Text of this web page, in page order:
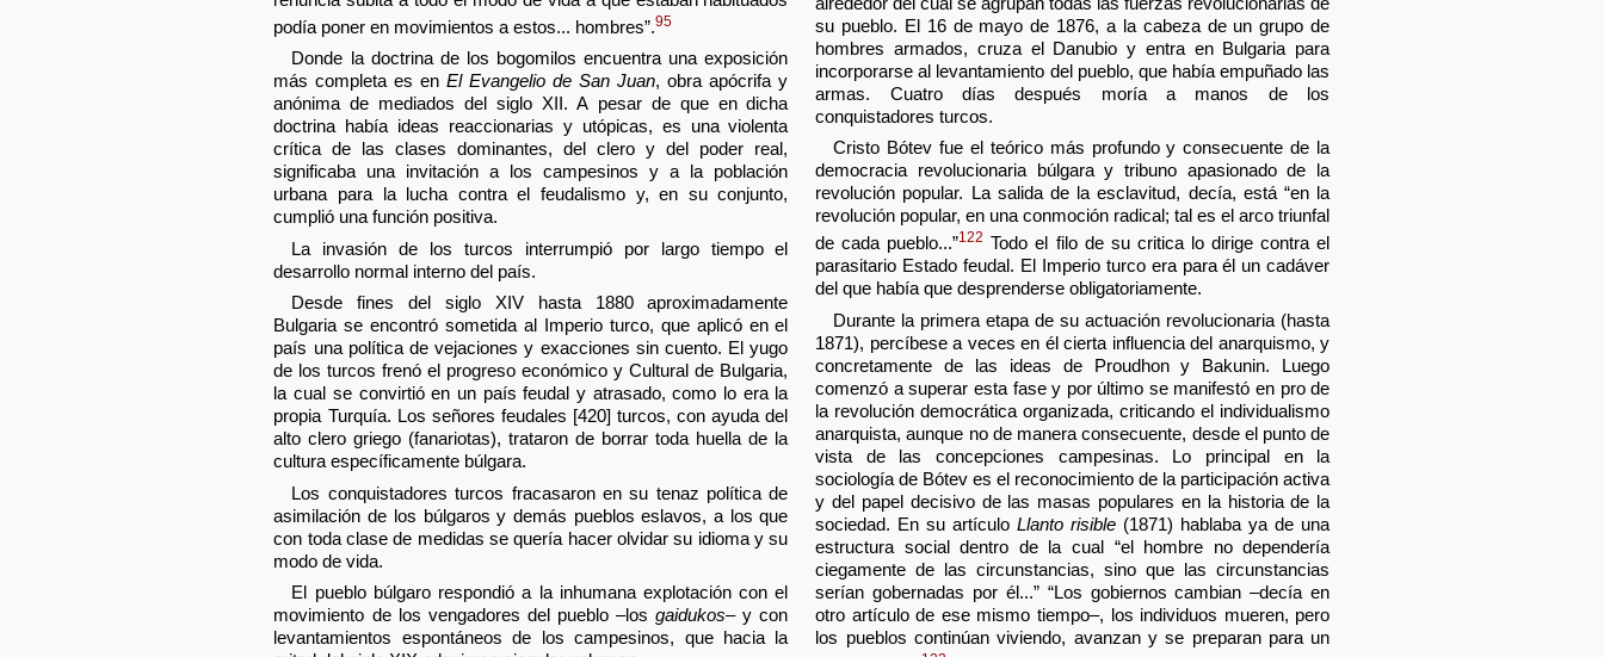
podía poner en movimientos a estos... hombres”.95
Donde la doctrina de los bogomilos encuentra una exposición
más completa es enEl Evangelio de San Juan, obra apócrifa y
anónima de mediados del siglo XII. A pesar de que en dicha
doctrina había ideas reaccionarias y utópicas, es una violenta
crítica de las clases dominantes, del clero y del poder real,
significaba una invitación a los campesinos y a la población
urbana para la lucha contra el feudalismo y, en su conjunto,
cumplió una función positiva.
La invasión de los turcos interrumpió por largo tiempo el
desarrollo normal interno del país.
Desde fines del siglo XIV hasta 1880 aproximadamente
Bulgaria se encontró sometida al Imperio turco, que aplicó en el
país una política de vejaciones y exacciones sin cuento. El yugo
de los turcos frenó el progreso económico y Cultural de Bulgaria,
la cual se convirtió en un país feudal y atrasado, como lo era la
propia Turquía. Los señores feudales [420] turcos, con ayuda del
alto clero griego (fanariotas), trataron de borrar toda huella de la
cultura específicamente búlgara.
Los conquistadores turcos fracasaron en su tenaz política de
asimilación de los búlgaros y demás pueblos eslavos, a los que
con toda clase de medidas se quería hacer olvidar su idioma y su
modo de vida.
El pueblo búlgaro respondió a la inhumana explotación con el
movimiento de los vengadores del pueblo –losgaidukos– y con
levantamientos espontáneos de los campesinos, que hacia la
su pueblo. El 16 de mayo de 1876, a la cabeza de un grupo de
hombres armados, cruza el Danubio y entra en Bulgaria para
incorporarse al levantamiento del pueblo, que había empuñado las
armas. Cuatro días después moría a manos de los
conquistadores turcos.
Cristo Bótev fue el teórico más profundo y consecuente de la
democracia revolucionaria búlgara y tribuno apasionado de la
revolución popular. La salida de la esclavitud, decía, está “en la
revolución popular, en una conmoción radical; tal es el arco triunfal
de cada pueblo...”122 Todo el filo de su critica lo dirige contra el
parasitario Estado feudal. El Imperio turco era para él un cadáver
del que había que desprenderse obligatoriamente.
Durante la primera etapa de su actuación revolucionaria (hasta
1871), percíbese a veces en él cierta influencia del anarquismo, y
concretamente de las ideas de Proudhon y Bakunin. Luego
comenzó a superar esta fase y por último se manifestó en pro de
la revolución democrática organizada, criticando el individualismo
anarquista, aunque no de manera consecuente, desde el punto de
vista de las concepciones campesinas. Lo principal en la
sociología de Bótev es el reconocimiento de la participación activa
y del papel decisivo de las masas populares en la historia de la
sociedad. En su artículoLlanto risible (1871) hablaba ya de una
estructura social dentro de la cual “el hombre no dependería
ciegamente de las circunstancias, sino que las circunstancias
serían gobernadas por él...” “Los gobiernos cambian –decía en
otro artículo de ese mismo tiempo–, los individuos mueren, pero
los pueblos continúan viviendo, avanzan y se preparan para un